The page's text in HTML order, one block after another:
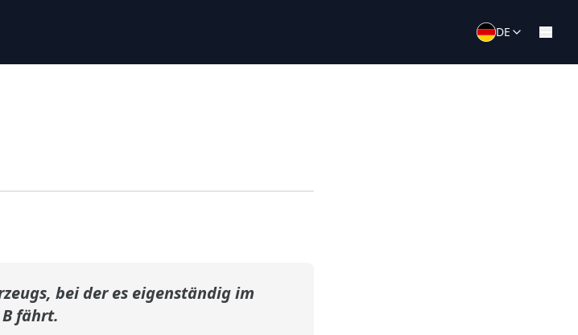
DE
bei der es eigenständig im
fährt.